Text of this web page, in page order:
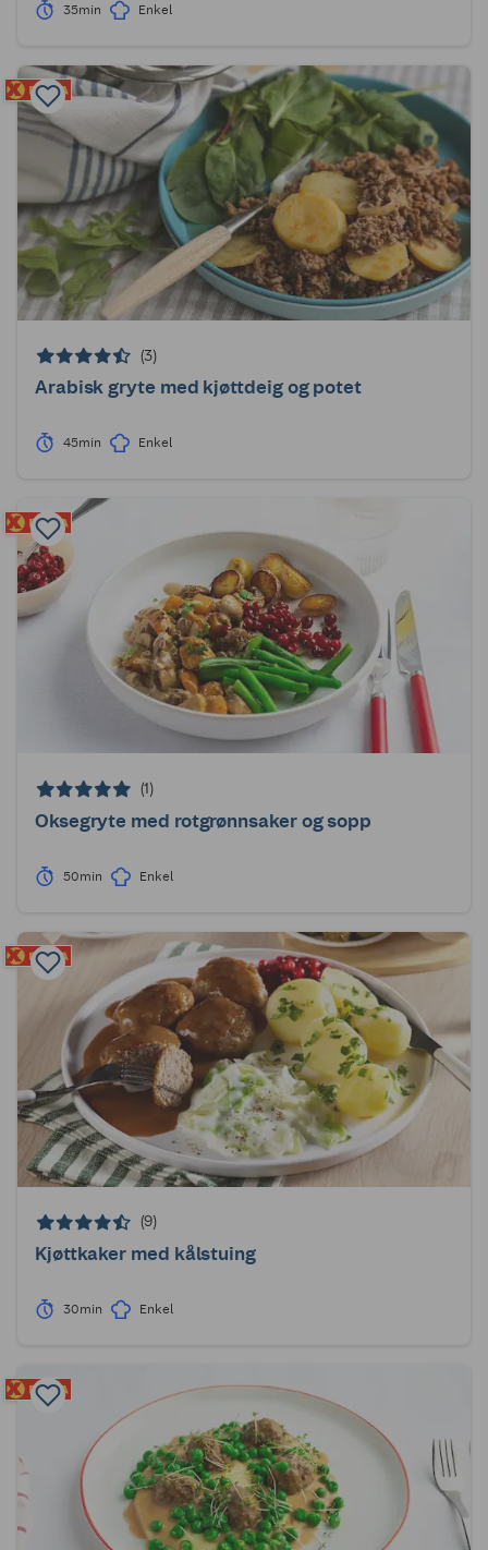
35min Enkel
(3)
Arabisk gryte med kjøttdeig og potet
45min Enkel
(1)
Oksegryte med rotgrønnsaker og sopp
50min Enkel
(9)
Kjøttkaker med kålstuing
30min Enkel